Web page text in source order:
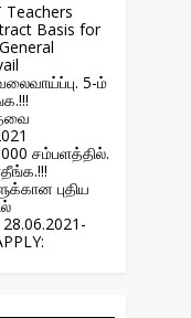
Teachers
Basis for
5-ம்
சம்பளத்தில்.
புதிய